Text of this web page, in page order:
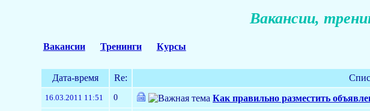
Вакансии,
Вакансии Тренинги Курсы
Дата-время Re:
16.03.2011 11:51 0 Как правильно разместить